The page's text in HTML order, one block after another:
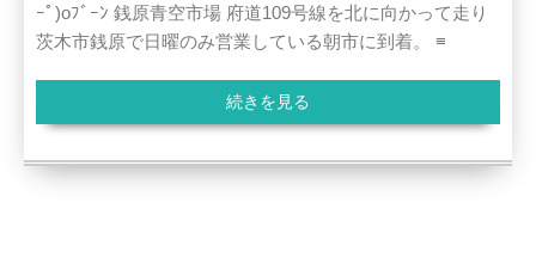
ｰﾟ)oﾌﾞｰﾝ 銭原青空市場 府道109号線を北に向かって走り
茨木市銭原で日曜のみ営業している朝市に到着。 ≡
続きを見る